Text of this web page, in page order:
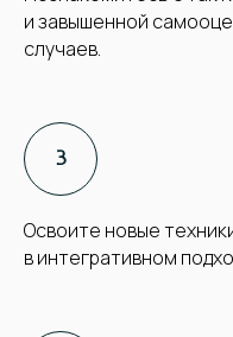
и завышенной
случаев.
Освоите новые
в интегративном